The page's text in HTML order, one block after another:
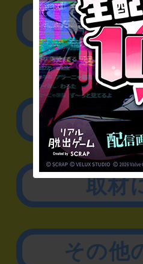
公演内容
▼企
リアル脱
取材
その他